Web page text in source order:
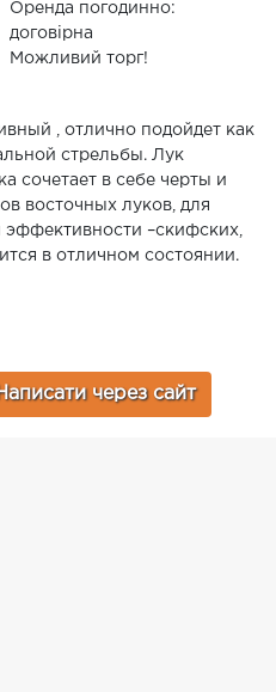
Оренда погодинно:
договірна
Можливий торг!
, отлично подойдет как
стрельбы. Лук
сочетает в себе черты и
восточных луков, для
–скифских,
в отличном состоянии.
через сайт